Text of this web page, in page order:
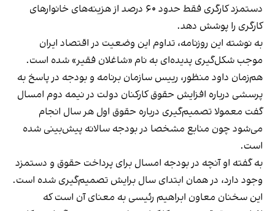
دستمزد کارگری فقط حدود ۶۰ درصد از هزینه‌های خانوارهای
کارگری را پوشش دهد.
به نوشته این روزنامه، تداوم این وضعیت در اقتصاد ایران
موجب شکل‌گیری پدیده‌ای به نام «شاغلان فقیر» شده است.
هم‌زمان داود منظور، رییس سازمان برنامه و بودجه در پاسخ به
پرسشی درباره افزایش حقوق کارکنان دولت در نیمه دوم امسال
گفت معمولا تصمیم‌گیری درباره حقوق اول هر سال انجام
می‌شود چون منابع مشخصا در بودجه سالانه پیش‌بینی شده
است.
به گفته او آنچه در بودجه امسال برای پرداخت حقوق و دستمزد
وجود دارد، در همان ابتدای سال برایش تصمیم‌گیری شده است.
این سخنان معاون ابراهیم رئیسی به معنای آن است که